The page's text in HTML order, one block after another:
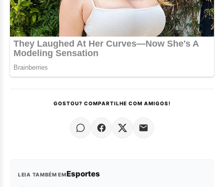
GOSTOU? COMPARTILHE COM AMIGOS!
LEIA TAMBÉM EMEsportes